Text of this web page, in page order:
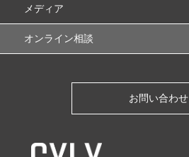
メディア
オンライン相談
お問い合わせ